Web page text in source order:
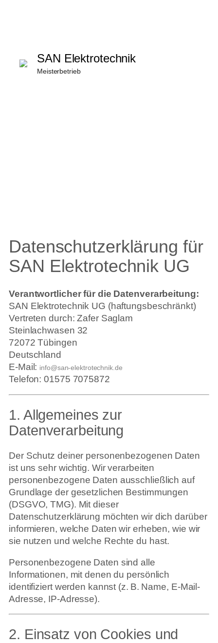
SAN Elektrotechnik
Meisterbetrieb
Datenschutzerklärung für
SAN Elektrotechnik UG
Verantwortlicher für die Datenverarbeitung:
SAN Elektrotechnik UG (haftungsbeschränkt)
Vertreten durch: Zafer Saglam
Steinlachwasen 32
72072 Tübingen
Deutschland
E-Mail: info@san-elektrotechnik.de
Telefon: 01575 7075872
1. Allgemeines zur
Datenverarbeitung
Der Schutz deiner personenbezogenen Daten
ist uns sehr wichtig. Wir verarbeiten
personenbezogene Daten ausschließlich auf
Grundlage der gesetzlichen Bestimmungen
(DSGVO, TMG). Mit dieser
Datenschutzerklärung möchten wir dich darüber
informieren, welche Daten wir erheben, wie wir
sie nutzen und welche Rechte du hast.
Personenbezogene Daten sind alle
Informationen, mit denen du persönlich
identifiziert werden kannst (z. B. Name, E-Mail-
Adresse, IP-Adresse).
2. Einsatz von Cookies und